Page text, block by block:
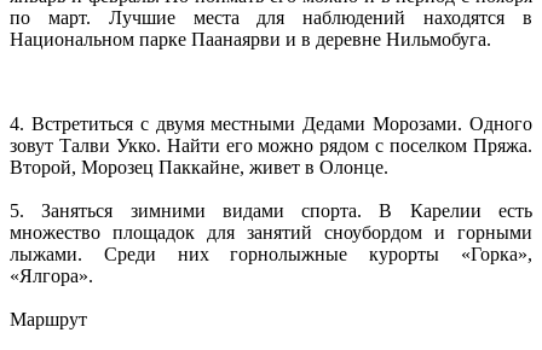
по март. Лучшие места для наблюдений находятся в
Национальном парке Паанаярви и в деревне Нильмобуга.
4. Встретиться с двумя местными Дедами Морозами. Одного
зовут Талви Укко. Найти его можно рядом с поселком Пряжа.
Второй, Морозец Паккайне, живет в Олонце.
5. Заняться зимними видами спорта. В Карелии есть
множество площадок для занятий сноубордом и горными
лыжами. Среди них горнолыжные курорты «Горка»,
«Ялгора».
Маршрут